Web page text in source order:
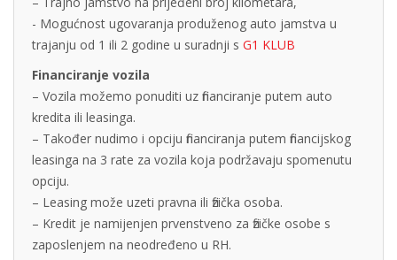
- Mogućnost ugovaranja produženog auto jamstva u
trajanju od 1 ili 2 godine u suradnji s G1 KLUB
Financiranje vozila
– Vozila možemo ponuditi uz financiranje putem auto
kredita ili leasinga.
– Također nudimo i opciju financiranja putem financijskog
leasinga na 3 rate za vozila koja podržavaju spomenutu
opciju.
– Leasing može uzeti pravna ili fizička osoba.
– Kredit je namijenjen prvenstveno za fizičke osobe s
zaposlenjem na neodređeno u RH.